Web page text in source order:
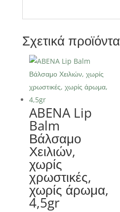
Σχετικά προϊόντα
ABENA Lip
Balm
Βάλσαμο
Χειλιών,
χωρίς
χρωστικές,
χωρίς άρωμα,
4,5gr